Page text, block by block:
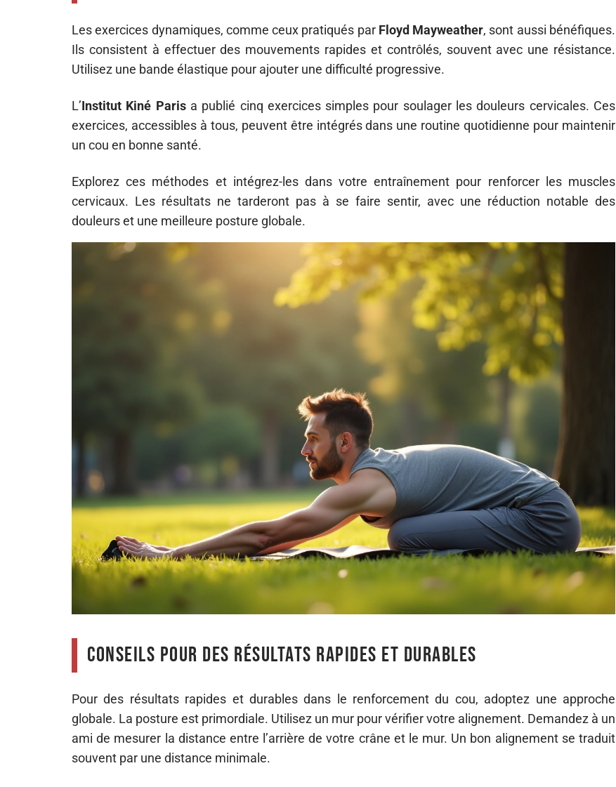
Les exercices dynamiques, comme ceux pratiqués par Floyd Mayweather, sont aussi bénéfiques.
Ils consistent à effectuer des mouvements rapides et contrôlés, souvent avec une résistance.
Utilisez une bande élastique pour ajouter une difficulté progressive.
L’Institut Kiné Parisa publié cinq exercices simples pour soulager les douleurs cervicales. Ces
exercices, accessibles à tous, peuvent être intégrés dans une routine quotidienne pour maintenir
un cou en bonne santé.
Explorez ces méthodes et intégrez-les dans votre entraînement pour renforcer les muscles
cervicaux. Les résultats ne tarderont pas à se faire sentir, avec une réduction notable des
douleurs et une meilleure posture globale.
Conseils pour des résultats rapides et durables
Pour des résultats rapides et durables dans le renforcement du cou, adoptez une approche
globale. La posture est primordiale. Utilisez un mur pour vérifier votre alignement. Demandez à un
ami de mesurer la distance entre l’arrière de votre crâne et le mur. Un bon alignement se traduit
souvent par une distance minimale.